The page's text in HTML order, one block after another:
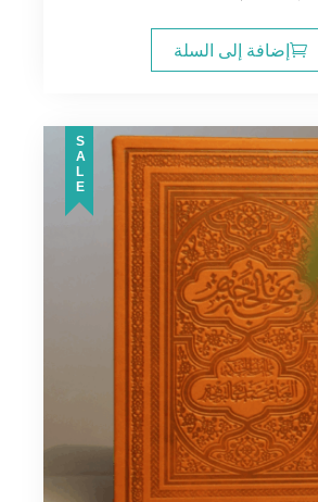
هو:
30.00$.
هو:
26.00$.
إضافة إلى السلة
SALE